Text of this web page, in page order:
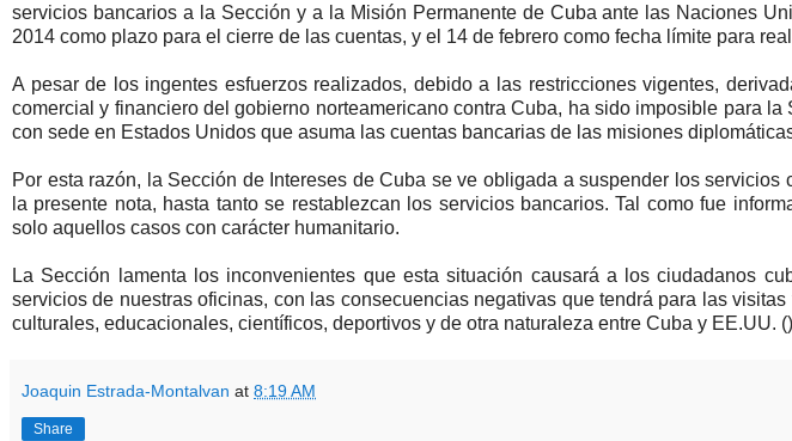
servicios bancarios a la Sección y a la Misión Permanente de Cuba ante las Naciones
2014 como plazo para el cierre de las cuentas, y el 14 de febrero como fecha límite para
A pesar de los ingentes esfuerzos realizados, debido a las restricciones vigentes,
comercial y financiero del gobierno norteamericano contra Cuba, ha sido imposible para
con sede en Estados Unidos que asuma las cuentas bancarias de las misiones
Por esta razón, la Sección de Intereses de Cuba se ve obligada a suspender los
la presente nota, hasta tanto se restablezcan los servicios bancarios. Tal como fue
solo aquellos casos con carácter humanitario.
La Sección lamenta los inconvenientes que esta situación causará a los ciudadanos
servicios de nuestras oficinas, con las consecuencias negativas que tendrá para las
culturales, educacionales, científicos, deportivos y de otra naturaleza entre Cuba y EE.UU. ()
Joaquin Estrada-Montalvan at 8:19 AM
Share